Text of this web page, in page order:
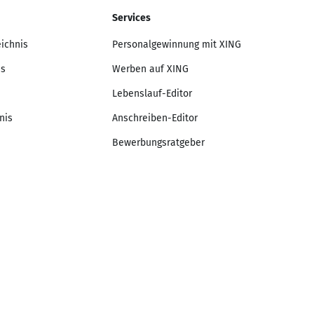
Services
Personalgewinnung mit XING
Werben auf XING
Lebenslauf-Editor
Anschreiben-Editor
Bewerbungsratgeber